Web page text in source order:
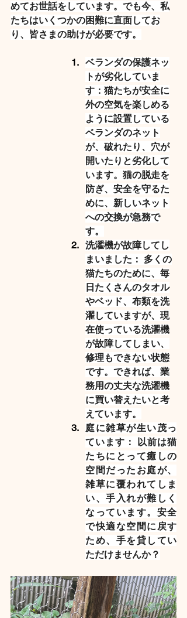
めてお世話をしています。でも今、私
たちはいくつかの困難に直面してお
り、皆さまの助けが必要です。
ベランダの保護ネッ
トが劣化していま
す： 猫たちが安全に
外の空気を楽しめる
ように設置している
ベランダのネット
が、破れたり、穴が
開いたりと劣化して
います。猫の脱走を
防ぎ、安全を守るた
めに、新しいネット
への交換が急務で
す。
洗濯機が故障してし
まいました： 多くの
猫たちのために、毎
日たくさんのタオル
やベッド、布類を洗
濯していますが、現
在使っている洗濯機
が故障してしまい、
修理もできない状態
です。できれば、業
務用の丈夫な洗濯機
に買い替えたいと考
えています。
庭に雑草が生い茂っ
ています： 以前は猫
たちにとって癒しの
空間だったお庭が、
雑草に覆われてしま
い、手入れが難しく
なっています。安全
で快適な空間に戻す
ため、手を貸してい
ただけませんか？